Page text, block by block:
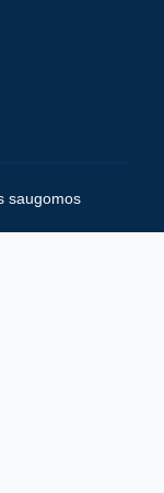
saugomos